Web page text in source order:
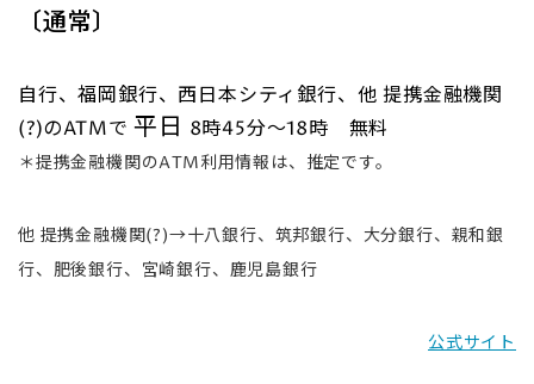
〔通常〕
自行、福岡銀行、西日本シティ銀行、他 提携金融機関
(?)のATMで平日 8時45分～18時 無料
＊提携金融機関のATM利用情報は、推定です。
他 提携金融機関(?)→十八銀行、筑邦銀行、大分銀行、親和銀
行、肥後銀行、宮崎銀行、鹿児島銀行
公式サイト